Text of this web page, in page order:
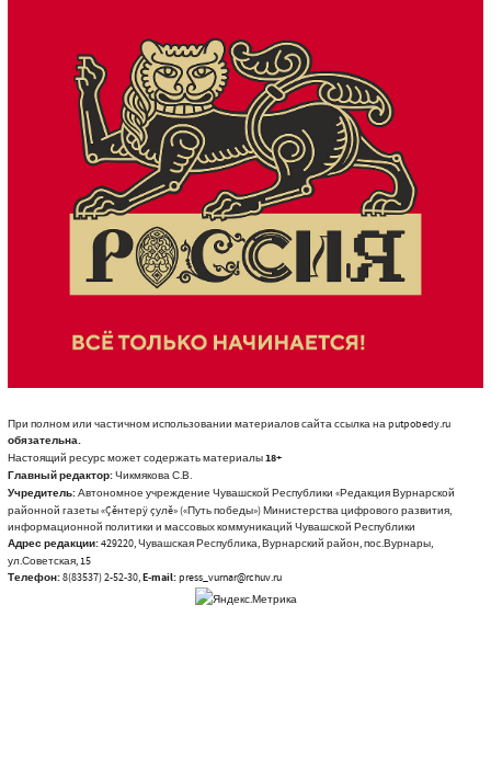
При полном или частичном использовании материалов сайта ссылка на putpobedy.ru
обязательна.
Настоящий ресурс может содержать материалы18+
Главный редактор:Чикмякова С.В.
Учредитель:Автономное учреждение Чувашской Республики «Редакция Вурнарской
районной газеты «Çĕнтерÿ çулĕ» («Путь победы») Министерства цифрового развития,
информационной политики и массовых коммуникаций Чувашской Республики
Адрес редакции:429220, Чувашская Республика, Вурнарский район, пос.Вурнары,
ул.Советская, 15
Телефон:8(83537) 2-52-30,E-mail:press_vurnar@rchuv.ru